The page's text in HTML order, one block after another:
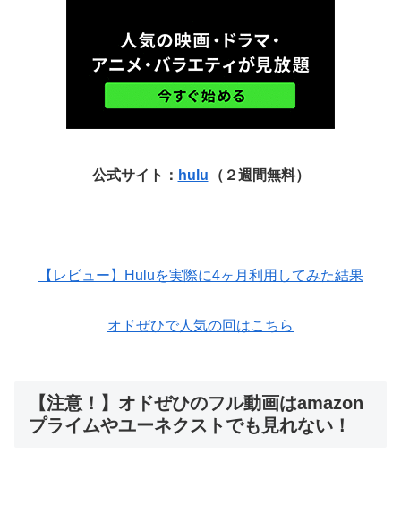
公式サイト： hulu （２週間無料）
【レビュー】Huluを実際に4ヶ月利用してみた結果
オドぜひで人気の回はこちら
【注意！】オドぜひのフル動画はamazon
プライムやユーネクストでも見れない！